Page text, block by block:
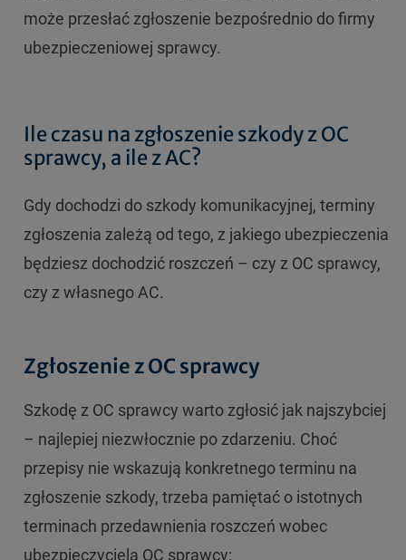
może przesłać zgłoszenie bezpośrednio do firmy
ubezpieczeniowej sprawcy.
Ile czasu na zgłoszenie szkody z OC
sprawcy, a ile z AC?
Gdy dochodzi do szkody komunikacyjnej, terminy
zgłoszenia zależą od tego, z jakiego ubezpieczenia
będziesz dochodzić roszczeń – czy z OC sprawcy,
czy z własnego AC.
Zgłoszenie z OC sprawcy
Szkodę z OC sprawcy warto zgłosić jak najszybciej
– najlepiej niezwłocznie po zdarzeniu. Choć
przepisy nie wskazują konkretnego terminu na
zgłoszenie szkody, trzeba pamiętać o istotnych
terminach przedawnienia roszczeń wobec
ubezpieczyciela OC sprawcy: